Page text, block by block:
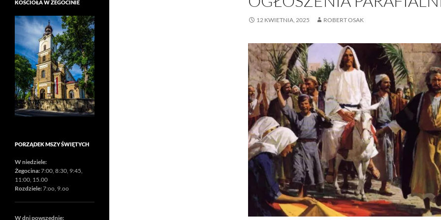
12 KWIETNIA, 2025 ROBERT OSAK
KOŚCIOŁA W ŻEGOCINIE
PORZĄDEK MSZY ŚWIĘTYCH
W niedziele:
Żegocina:7:00, 8:30, 9:45,
11:00, 15.00
Rozdziele:7:oo, 9.oo
W dni powszednie: